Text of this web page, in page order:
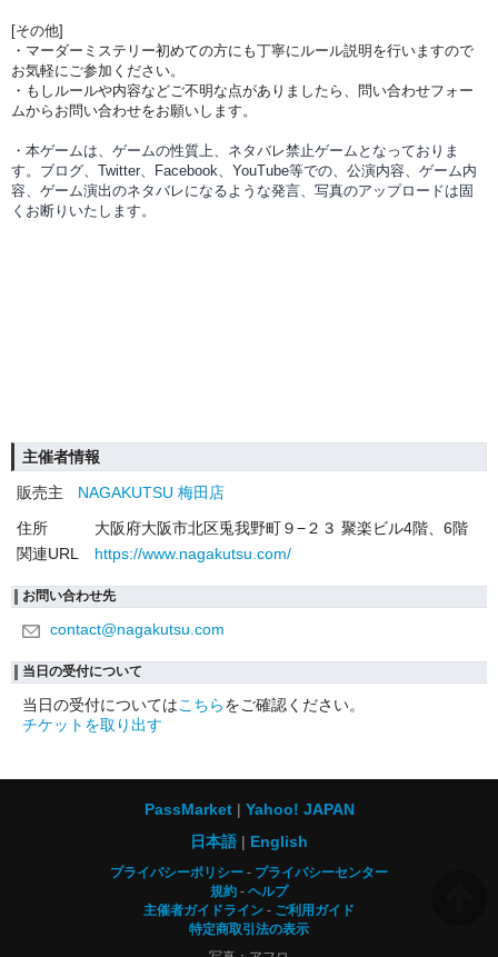
[その他]
・マーダーミステリー初めての方にも丁寧にルール説明を行いますので
お気軽にご参加ください。
・もしルールや内容などご不明な点がありましたら、問い合わせフォー
ムからお問い合わせをお願いします。
・本ゲームは、ゲームの性質上、ネタバレ禁止ゲームとなっておりま
す。ブログ、Twitter、Facebook、YouTube等での、 公演内容、 ゲーム内
容、ゲーム演出のネタバレになるような発言、写真のアップロードは固
くお断りいたします。
主催者情報
販売主
NAGAKUTSU 梅田店
住所
大阪府大阪市北区兎我野町９−２３ 聚楽ビル4階、6階
関連URL
https://www.nagakutsu.com/
お問い合わせ先
contact@nagakutsu.com
当日の受付について
当日の受付についてはこちらをご確認ください。
チケットを取り出す
PassMarket
Yahoo! JAPAN
日本語
English
プライバシーポリシー
プライバシーセンター
規約
ヘルプ
主催者ガイドライン
ご利用ガイド
特定商取引法の表示